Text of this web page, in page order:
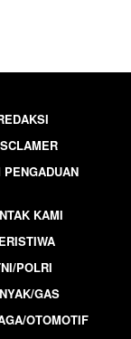
PENGADUAN
KAMI
POLRI
GAS
OTOMOTIF